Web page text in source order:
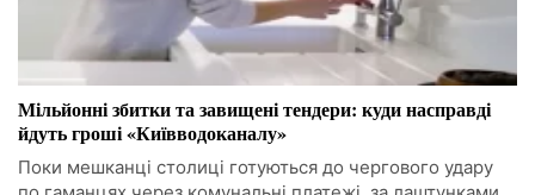
Мільйонні збитки та завищені тендери: куди насправді
йдуть гроші «Київводоканалу»
Поки мешканці столиці готуються до чергового удару